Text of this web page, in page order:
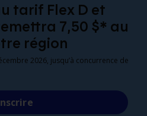
tarif Flex D et
7,50 $* au
région
2026, jusqu’à concurrence de
Ouvrir